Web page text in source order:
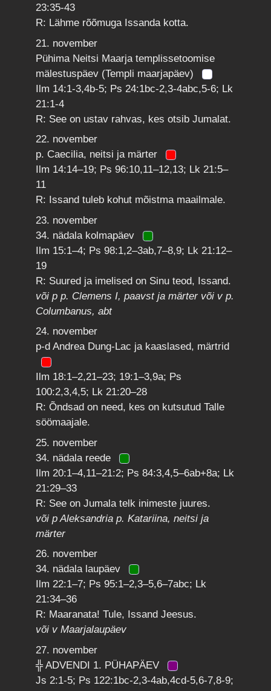
23:35-43
R: Lähme rõõmuga Issanda kotta.
21. november
Pühima Neitsi Maarja templissetoomise
mälestuspäev (Templi maarjapäev)
Ilm 14:1-3,4b-5; Ps 24:1bc-2,3-4abc,5-6; Lk
21:1-4
R: See on ustav rahvas, kes otsib Jumalat.
22. november
p. Caecilia, neitsi ja märter
Ilm 14:14–19; Ps 96:10,11–12,13; Lk 21:5–
11
R: Issand tuleb kohut mõistma maailmale.
23. november
34. nädala kolmapäev
Ilm 15:1–4; Ps 98:1,2–3ab,7–8,9; Lk 21:12–
19
R: Suured ja imelised on Sinu teod, Issand.
või p p. Clemens I, paavst ja märter või v p.
Columbanus, abt
24. november
p-d Andrea Dung-Lac ja kaaslased, märtrid
Ilm 18:1–2,21–23; 19:1–3,9a; Ps
100:2,3,4,5; Lk 21:20–28
R: Õndsad on need, kes on kutsutud Talle
söömaajale.
25. november
34. nädala reede
Ilm 20:1–4,11–21:2; Ps 84:3,4,5–6ab+8a; Lk
21:29–33
R: See on Jumala telk inimeste juures.
või p Aleksandria p. Katariina, neitsi ja
märter
26. november
34. nädala laupäev
Ilm 22:1–7; Ps 95:1–2,3–5,6–7abc; Lk
21:34–36
R: Maaranata! Tule, Issand Jeesus.
või v Maarjalaupäev
27. november
╬ ADVENDI 1. PÜHAPÄEV
Js 2:1-5; Ps 122:1bc-2,3-4ab,4cd-5,6-7,8-9;